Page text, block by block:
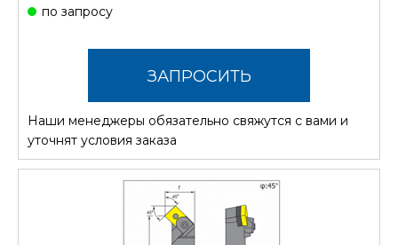
по запросу
ЗАПРОСИТЬ
СТОИМОСТЬ
Наши менеджеры обязательно свяжутся с вами и
уточнят условия заказа